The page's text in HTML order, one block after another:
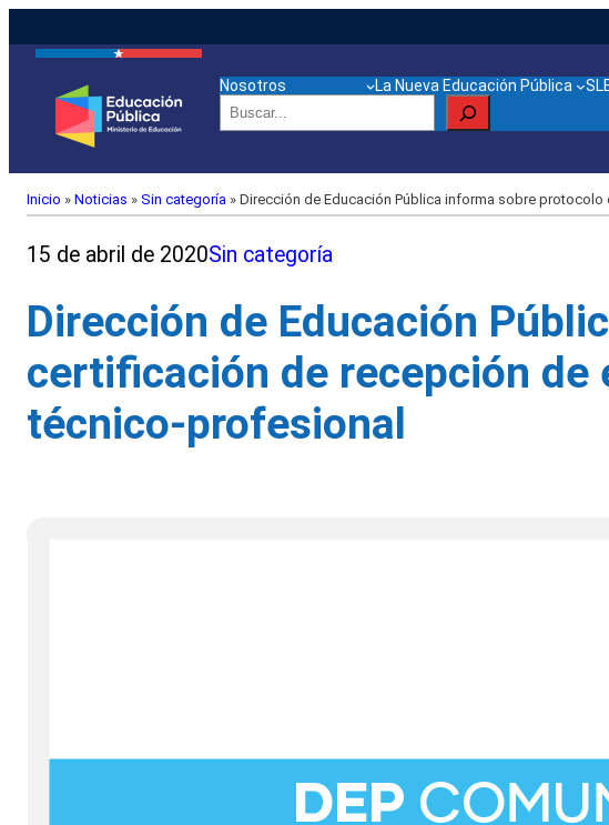
Nosotros La Nueva Educación Pública
Buscar
Inicio » Noticias » Sin categoría » Dirección de Educación Pública informa sobre
15 de abril de 2020Sin categoría
Dirección de Educación
certificación de recepción
técnico-profesional